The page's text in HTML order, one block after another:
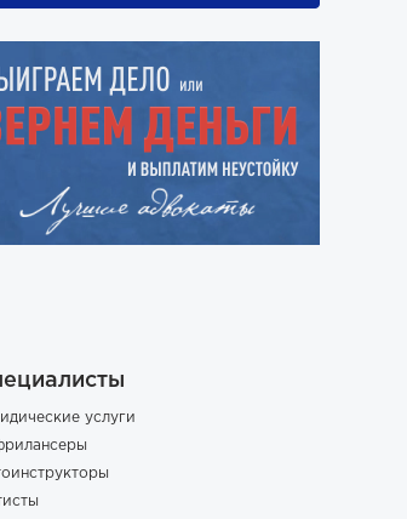
услуги